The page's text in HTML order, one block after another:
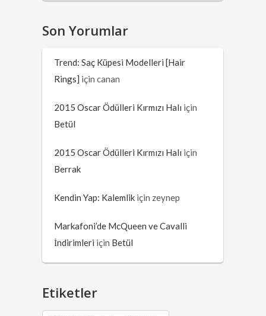
Son Yorumlar
Trend: Saç Küpesi Modelleri [Hair
Rings] içincanan
2015 Oscar Ödülleri Kırmızı Halı için
Betül
2015 Oscar Ödülleri Kırmızı Halı için
Berrak
Kendin Yap: Kalemlik için zeynep
Markafoni’de McQueen ve Cavalli
İndirimleri için Betül
Etiketler